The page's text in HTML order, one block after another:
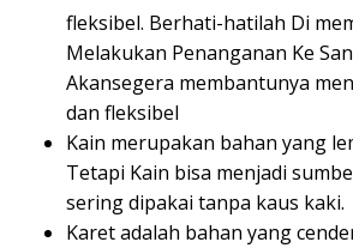
fleksibel. Berhati-hatilah Di
Melakukan Penanganan Ke
Akansegera membantunya
dan fleksibel
Kain merupakan bahan yang
Tetapi Kain bisa menjadi
sering dipakai tanpa kaus kaki.
Karet adalah bahan yang